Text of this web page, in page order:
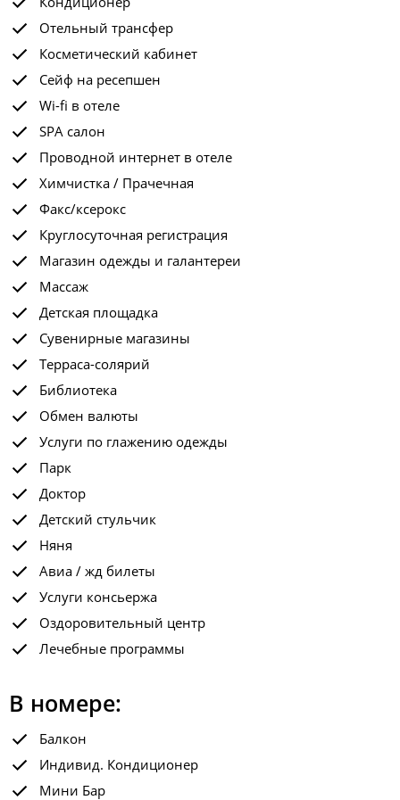
Отельный трансфер
Косметический кабинет
Сейф на ресепшен
Wi-fi в отеле
SPA салон
Проводной интернет в отеле
Химчистка / Прачечная
Факс/ксерокс
Круглосуточная регистрация
Магазин одежды и галантереи
Массаж
Детская площадка
Сувенирные магазины
Терраса-солярий
Библиотека
Обмен валюты
Услуги по глажению одежды
Парк
Доктор
Детский стульчик
Няня
Авиа / жд билеты
Услуги консьержа
Оздоровительный центр
Лечебные программы
В номере:
Балкон
Индивид. Кондиционер
Мини Бар